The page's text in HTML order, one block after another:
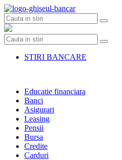
Skip
to
content
STIRI BANCARE
Educatie financiara
Banci
Asigurari
Leasing
Pensii
Bursa
Credite
Carduri